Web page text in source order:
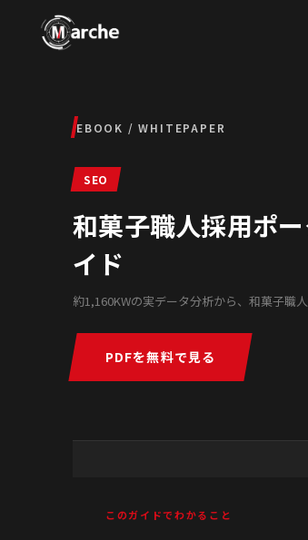
EBOOK / WHITEPAPER
SEO
和菓子職人採用ポ
イド
約1,160KWの実データ分析から、和菓子職
PDFを無料で見る
このガイドでわかること